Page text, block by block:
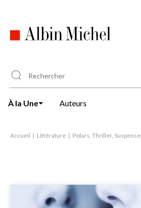
principal
À la Une Auteurs
Accueil Littérature Polars, Thriller, Suspense